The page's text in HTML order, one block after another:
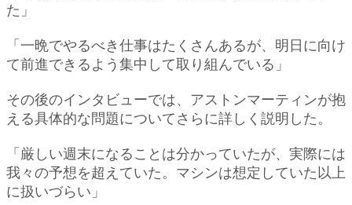
た」
「一晩でやるべき仕事はたくさんあるが、明日に向け
て前進できるよう集中して取り組んでいる」
その後のインタビューでは、アストンマーティンが抱
える具体的な問題についてさらに詳しく説明した。
「厳しい週末になることは分かっていたが、実際には
我々の予想を超えていた。マシンは想定していた以上
に扱いづらい」